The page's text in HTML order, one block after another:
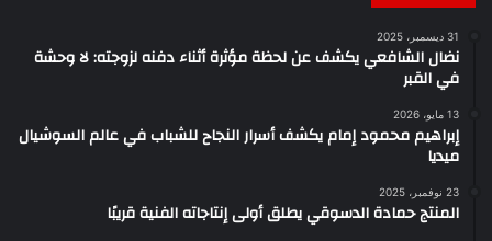
31 ديسمبر، 2025
نضال الشافعي يكشف عن لحظة مؤثرة أثناء دفنه لزوجته: لا وحشة
في القبر
13 مايو، 2026
إبراهيم محمود إمام يكشف أسرار النجاح للشباب في عالم السوشيال
ميديا
23 نوفمبر، 2025
المنتج حمادة الدسوقي يطلق أولى إنتاجاته الفنية قريبًا